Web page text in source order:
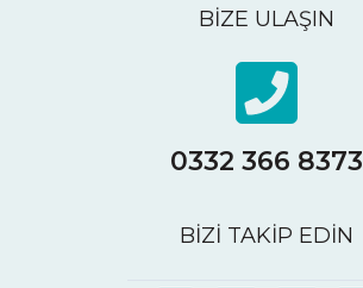
BİZE ULAŞIN
0332 366 8373
BİZİ TAKİP EDİN